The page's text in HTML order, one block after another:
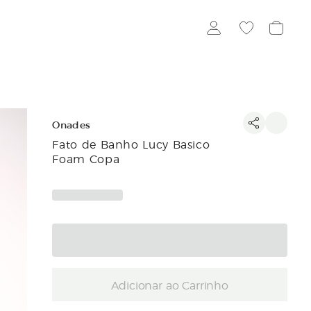
Onades
Fato de Banho Lucy Basico
Foam Copa
Adicionar ao Carrinho